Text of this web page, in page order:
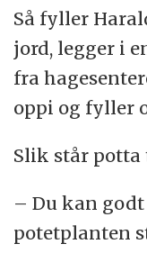
Så fyller
jord, legger i
fra
oppi og fyller
Slik står
– Du kan
potetplanten